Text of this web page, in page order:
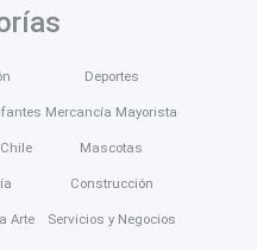
Arte
Deportes
Mercancía Mayorista
Mascotas
Construcción
Servicios y Negocios